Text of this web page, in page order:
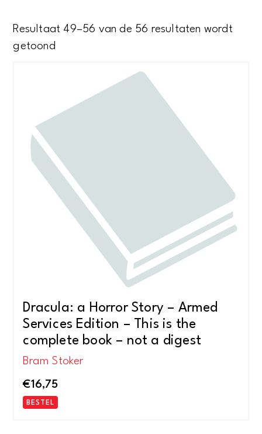
Resultaat 49–56 van de 56 resultaten wordt
getoond
Dracula: a Horror Story – Armed
Services Edition – This is the
complete book – not a digest
Bram Stoker
€16,75
BESTEL